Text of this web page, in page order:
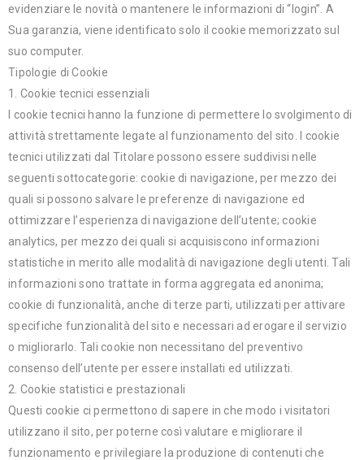
evidenziare le novità o mantenere le informazioni di “login”. A
Sua garanzia, viene identificato solo il cookie memorizzato sul
suo computer.
Tipologie di Cookie
1. Cookie tecnici essenziali
I cookie tecnici hanno la funzione di permettere lo svolgimento di
attività strettamente legate al funzionamento del sito. I cookie
tecnici utilizzati dal Titolare possono essere suddivisi nelle
seguenti sottocategorie: cookie di navigazione, per mezzo dei
quali si possono salvare le preferenze di navigazione ed
ottimizzare l’esperienza di navigazione dell’utente; cookie
analytics, per mezzo dei quali si acquisiscono informazioni
statistiche in merito alle modalità di navigazione degli utenti. Tali
informazioni sono trattate in forma aggregata ed anonima;
cookie di funzionalità, anche di terze parti, utilizzati per attivare
specifiche funzionalità del sito e necessari ad erogare il servizio
o migliorarlo. Tali cookie non necessitano del preventivo
consenso dell’utente per essere installati ed utilizzati.
2. Cookie statistici e prestazionali
Questi cookie ci permettono di sapere in che modo i visitatori
utilizzano il sito, per poterne così valutare e migliorare il
funzionamento e privilegiare la produzione di contenuti che